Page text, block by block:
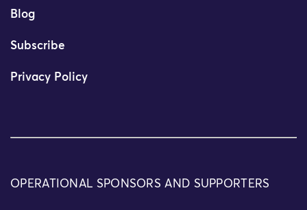
Blog
Subscribe
Privacy Policy
OPERATIONAL SPONSORS AND SUPPORTERS